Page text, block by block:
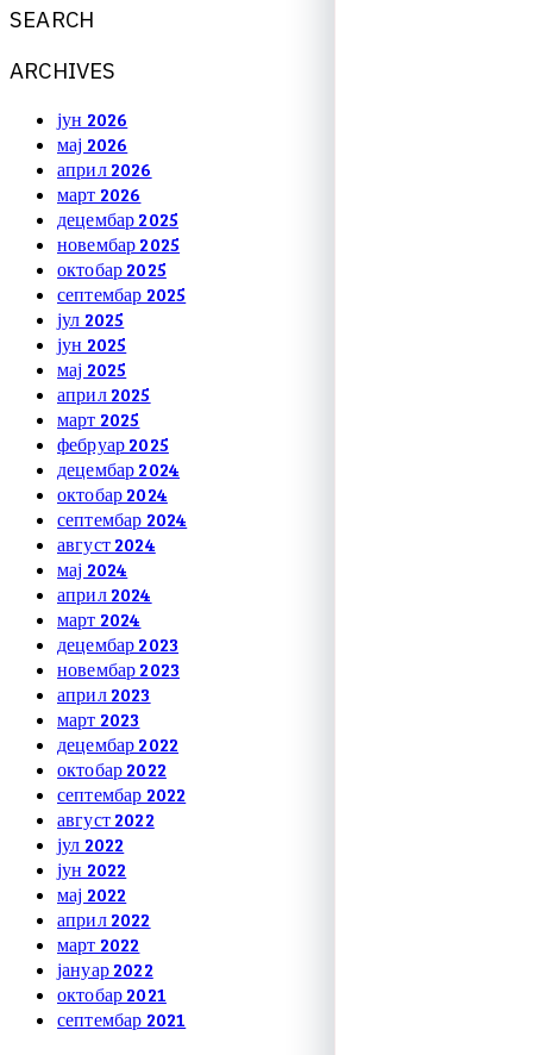
SEARCH
ARCHIVES
јун 2026
мај 2026
април 2026
март 2026
децембар 2025
новембар 2025
октобар 2025
септембар 2025
јул 2025
јун 2025
мај 2025
април 2025
март 2025
фебруар 2025
децембар 2024
октобар 2024
септембар 2024
август 2024
мај 2024
април 2024
март 2024
децембар 2023
новембар 2023
април 2023
март 2023
децембар 2022
октобар 2022
септембар 2022
август 2022
јул 2022
јун 2022
мај 2022
април 2022
март 2022
јануар 2022
октобар 2021
септембар 2021